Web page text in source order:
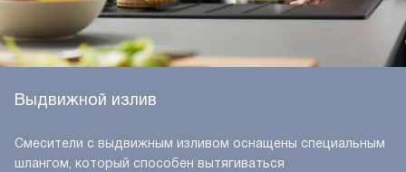
Выдвижной излив
Смесители с выдвижным изливом оснащены специальным
шлангом, который способен вытягиваться